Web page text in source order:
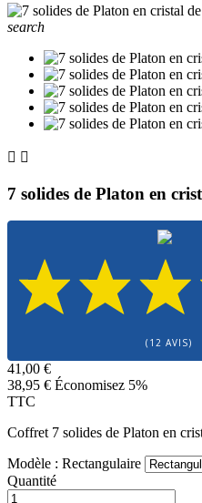
search
 
7 solides de Platon en
(12 AVIS)
41,00 €
38,95 € Économisez 5%
TTC
Coffret 7 solides de Platon en
Modèle : Rectangulaire
Quantité